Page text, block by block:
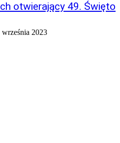
otwierający 49. Święto
września 2023